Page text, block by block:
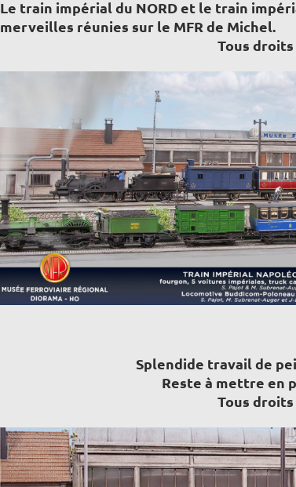
Le train impérial du NORD et le train
merveilles réunies sur le MFR de Michel.
Tous
Splendide travail de
Reste à mettre en
Tous